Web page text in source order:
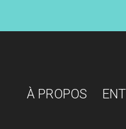
À PROPOS